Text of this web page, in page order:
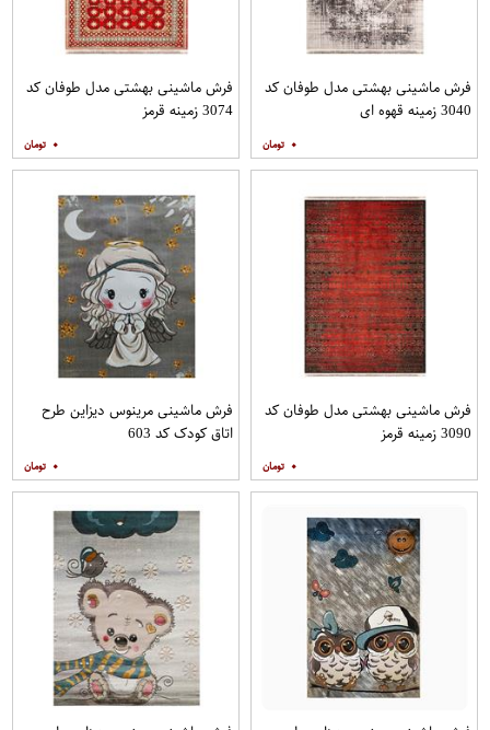
فرش ماشینی بهشتی مدل طوفان کد
3040 زمینه قهوه ای
۰
فرش ماشینی بهشتی مدل طوفان کد
3074 زمینه قرمز
۰
فرش ماشینی بهشتی مدل طوفان کد
3090 زمینه قرمز
۰
فرش ماشینی مرینوس دیزاین طرح
اتاق کودک کد 603
۰